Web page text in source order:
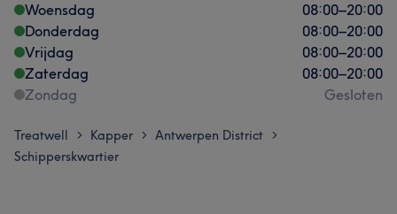
Woensdag
08:00–20:00
Donderdag
08:00–20:00
Vrijdag
08:00–20:00
Zaterdag
08:00–20:00
Zondag
Gesloten
Treatwell > Kapper > Antwerpen District >
Schipperskwartier